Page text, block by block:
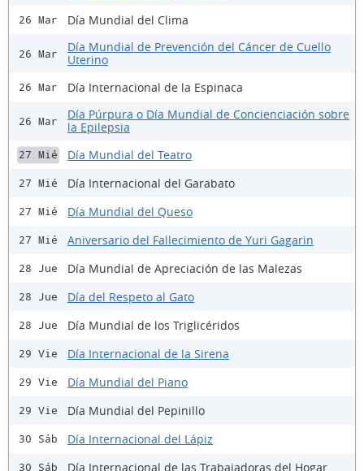
26 Mar Día Mundial del Clima
26 Mar
Día Mundial de Prevención del Cáncer de Cuello
Uterino
26 Mar Día Internacional de la Espinaca
26 Mar
Día Púrpura o Día Mundial de Concienciación sobre
la Epilepsia
27 Mié Día Mundial del Teatro
27 Mié Día Internacional del Garabato
27 Mié Día Mundial del Queso
27 Mié Aniversario del Fallecimiento de Yuri Gagarin
28 Jue Día Mundial de Apreciación de las Malezas
28 Jue Día del Respeto al Gato
28 Jue Día Mundial de los Triglicéridos
29 Vie Día Internacional de la Sirena
29 Vie Día Mundial del Piano
29 Vie Día Mundial del Pepinillo
30 Sáb Día Internacional del Lápiz
30 Sáb Día Internacional de las Trabajadoras del Hogar